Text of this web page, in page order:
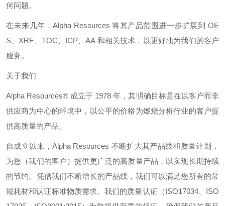
何问题。
在未来几年，Alpha Resources将其产品范围进一步扩展到OE
S
XRF TOC ICP 、AA 和相关技术，以更好地为我们的客户
服务。
关于我们
Alpha Resources® 成立于 1978年，其明确目标是在以客户而非
供应商为中心的环境中，以公平的价格为燃烧分析行业的客户提
供高质量的产品。
自成立以来， Alpha Resources 不断扩大其产品线和质量计划，
为您（我们的客户）提供更广泛的高质量产品，以实现长期持续
的节约。凭借我们不断增长的产品线，我们可以满足您所有的常
规耗材和认证标准物质需求。我们的质量认证（ISO17034、 ISO